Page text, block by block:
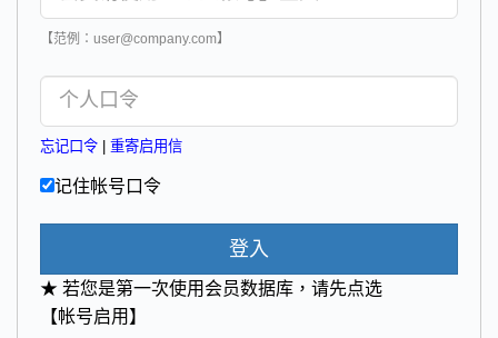
【范例：user@company.com】
忘记口令 重寄启用信
记住帐号口令
登入
★ 若您是第一次使用会员数据库，请先点选
【帐号启用】